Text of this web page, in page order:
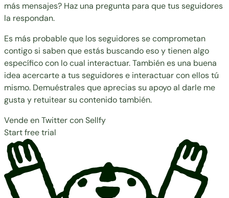
más mensajes? Haz una pregunta para que tus seguidores
la respondan.
Es más probable que los seguidores se comprometan
contigo si saben que estás buscando eso y tienen algo
específico con lo cual interactuar. También es una buena
idea acercarte a tus seguidores e interactuar con ellos tú
mismo. Demuéstrales que aprecias su apoyo al darle me
gusta y retuitear su contenido también.
Vende en Twitter con Sellfy
Start free trial